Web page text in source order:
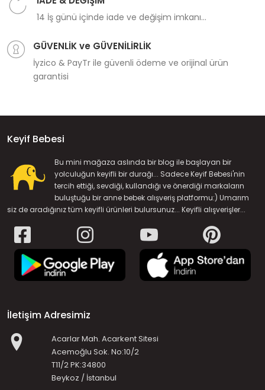
14 İş günü içinde iade ve değişim imkanı...
GÜVENLİK ve GÜVENİLİRLİK
İyzico & PayTr ile güvenli ödeme ve orijinal ürün
garantisi
Keyif Bebesi
Bu mini mağaza aslında bir blog ile başlayan bir
yolculuğun keyifli bir durağı... Sadece Keyif Bebesi'nin
tercih ettiği, sevdiği, kullandığı ve önerdiği markaların
buluştuğu bir anne bebek alışveriş platformu:) Umarım
siz de aradığınız tüm keyifli ürünleri bulursunuz... Keyifli alışverişler...
İletişim Adresimiz
Acarlar Mah. Acarkent Sitesi
Acemoğlu Sok. No:10/2
T11/2 PK:34800
Beykoz / İstanbul